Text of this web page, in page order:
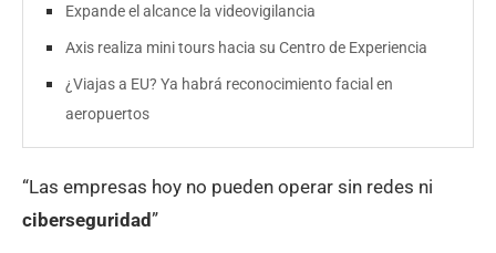
Expande el alcance la videovigilancia
Axis realiza mini tours hacia su Centro de Experiencia
¿Viajas a EU? Ya habrá reconocimiento facial en
aeropuertos
“Las empresas hoy no pueden operar sin redes ni
ciberseguridad”